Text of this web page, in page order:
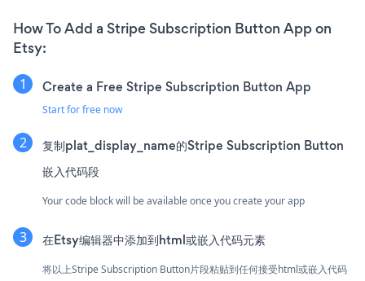
How To Add a Stripe Subscription Button App on
Etsy:
Create a Free Stripe Subscription Button App
Start for free now
复制plat_display_name的Stripe Subscription Button
嵌入代码段
Your code block will be available once you create your app
在Etsy编辑器中添加到html或嵌入代码元素
将以上Stripe Subscription Button片段粘贴到任何接受html或嵌入代码